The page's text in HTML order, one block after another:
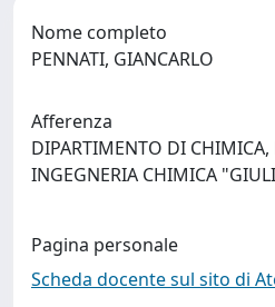
Nome completo
PENNATI, GIANCARLO
Afferenza
DIPARTIMENTO DI CHIMICA,
INGEGNERIA CHIMICA
Pagina personale
Scheda docente sul sito di